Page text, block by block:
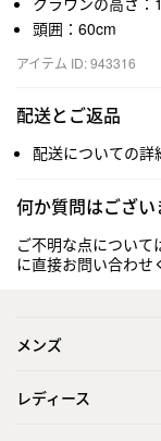
頭囲：60cm
アイテム ID: 943316
配送とご返品
配送についての詳
何か質問はござい
ご不明な点について
に直接お問い合わせ
メンズ
レディース